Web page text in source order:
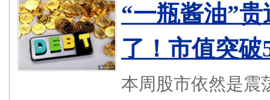
“一瓶酱油”
了！市值突破
本周股市依然是震